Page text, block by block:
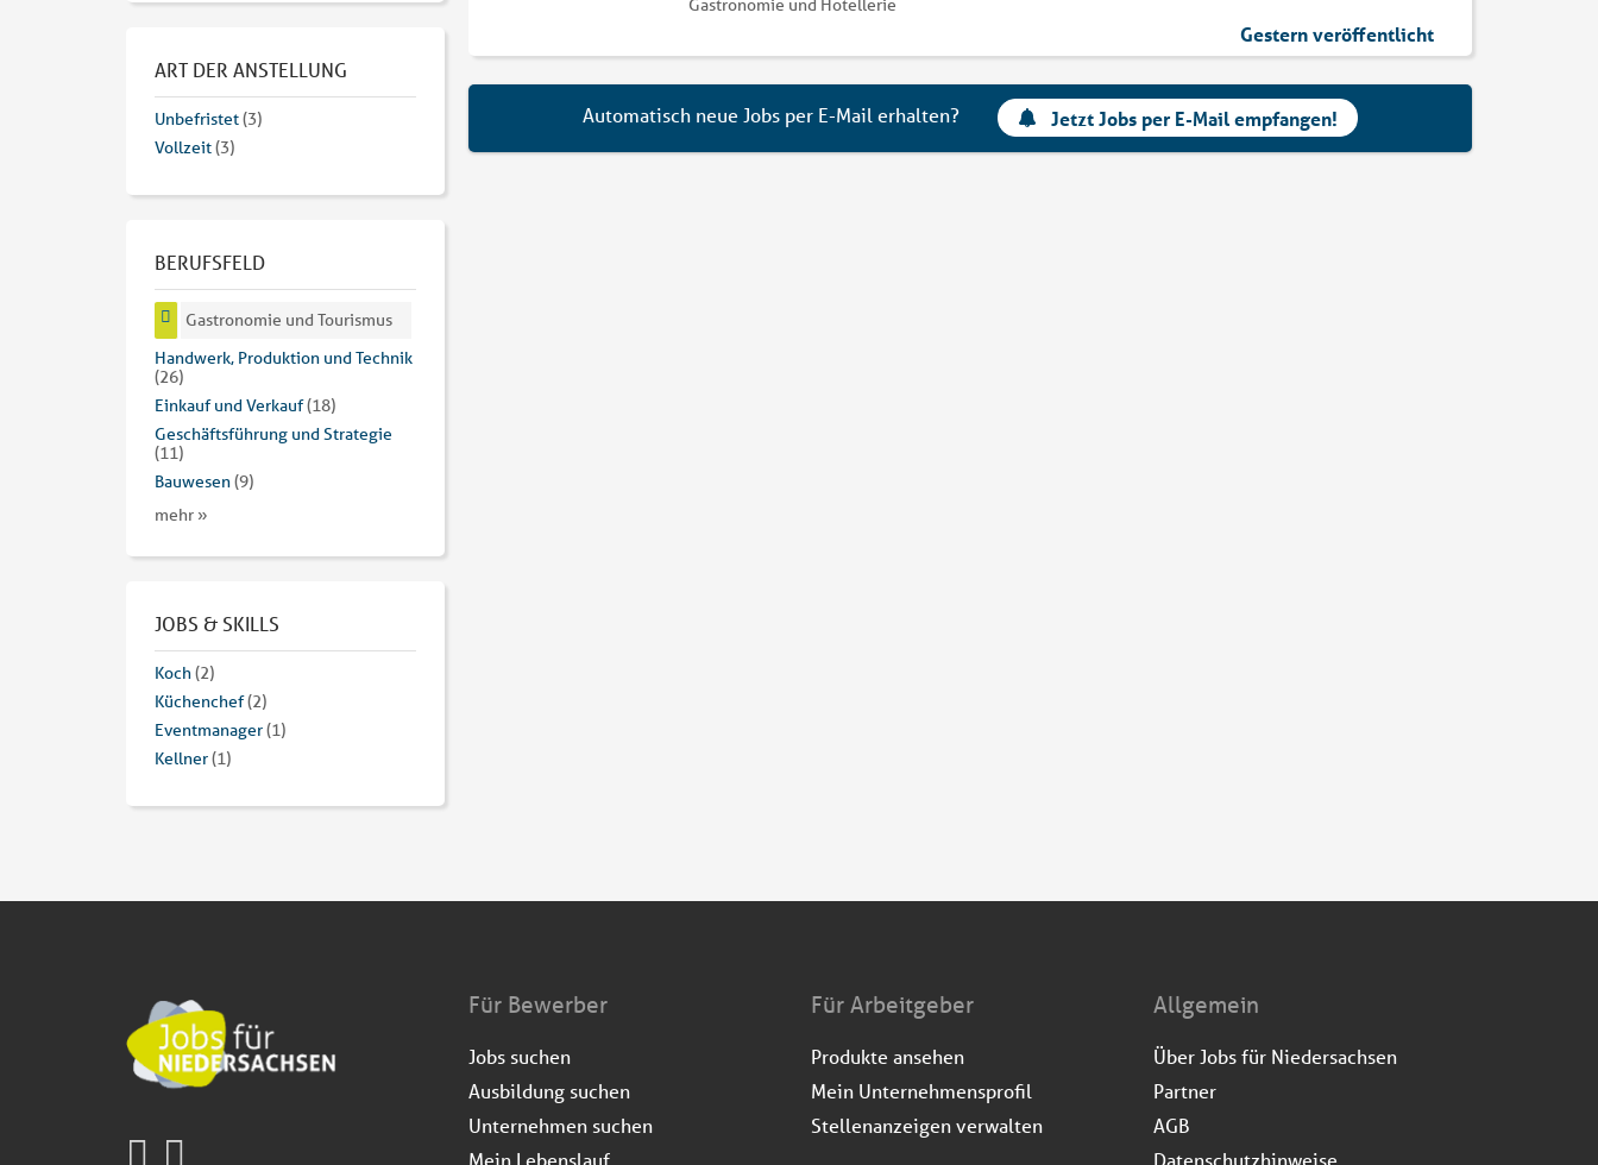
Gestern veröffentlicht
Automatisch neue Jobs per E-Mail erhalten? Jetzt Jobs per E-Mail empfangen!
ART DER ANSTELLUNG
Unbefristet(3)
Vollzeit(3)
BERUFSFELD
Gastronomie und Tourismus
Handwerk, Produktion und Technik
(26)
Einkauf und Verkauf(18)
Geschäftsführung und Strategie
(11)
Bauwesen(9)
mehr »
JOBS & SKILLS
Koch(2)
Küchenchef(2)
Eventmanager(1)
Kellner(1)
Für Bewerber
Jobs suchen
Ausbildung suchen
Unternehmen suchen
Mein Lebenslauf
Für Arbeitgeber
Produkte ansehen
Mein Unternehmensprofil
Stellenanzeigen verwalten
Allgemein
Über Jobs für Niedersachsen
Partner
AGB
Datenschutzhinweise